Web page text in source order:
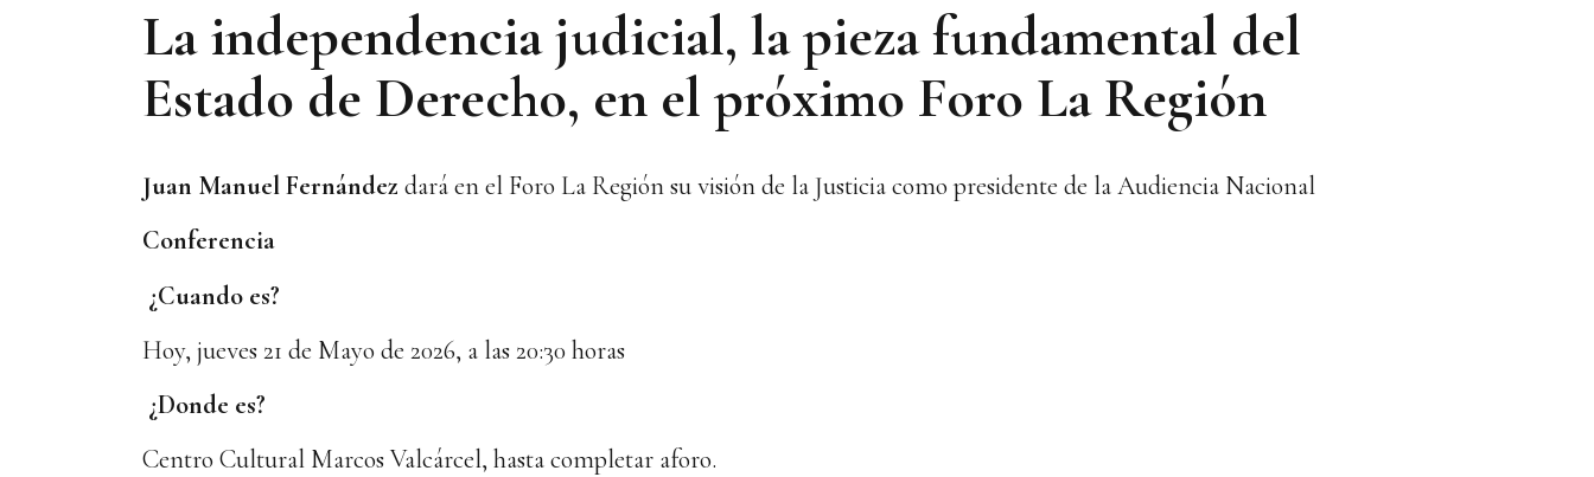
La independencia judicial, la pieza fundamental del
Estado de Derecho, en el próximo Foro La Región
Juan Manuel Fernández dará en el Foro La Región su visión de la Justicia como presidente de la Audiencia Nacional
Conferencia
¿Cuando es?
Hoy, jueves 21 de Mayo de 2026, a las 20:30 horas
¿Donde es?
Centro Cultural Marcos Valcárcel, hasta completar aforo.